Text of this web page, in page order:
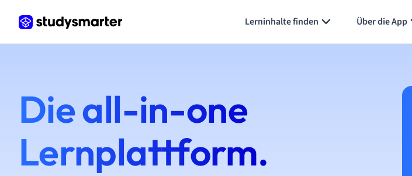
Lerninhalte finden Über die App
Die all-in-one
Lernplattform.